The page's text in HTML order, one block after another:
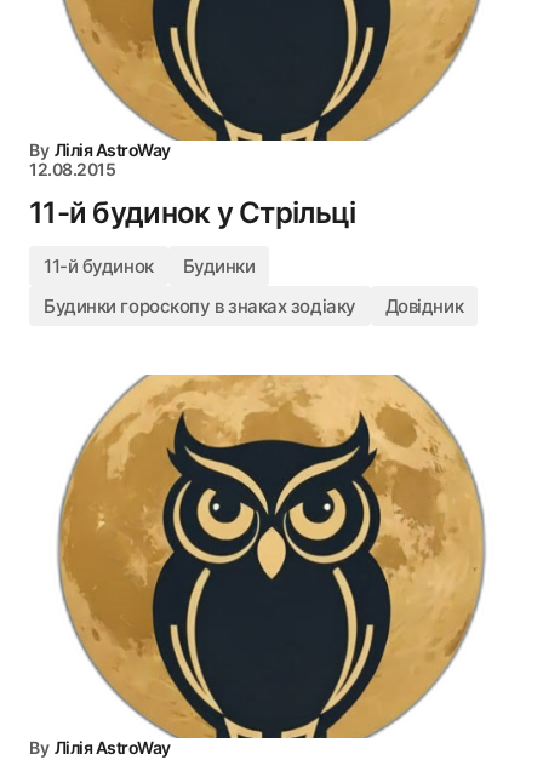
By Лілія AstroWay
12.08.2015
11-й будинок у Стрільці
11-й будинок
Будинки
Будинки гороскопу в знаках зодіаку
Довідник
By Лілія AstroWay